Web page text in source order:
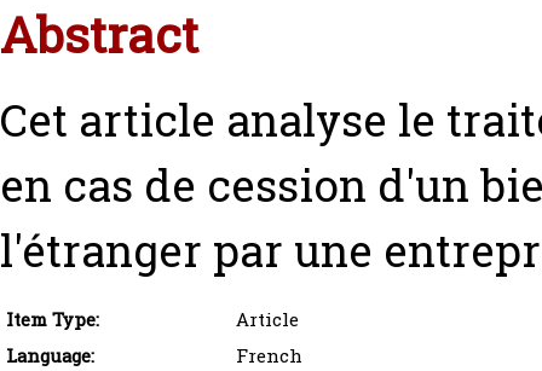
Abstract
Cet article analyse le
en cas de cession d'un
l'étranger par une
Item Type:
Article
Language:
French